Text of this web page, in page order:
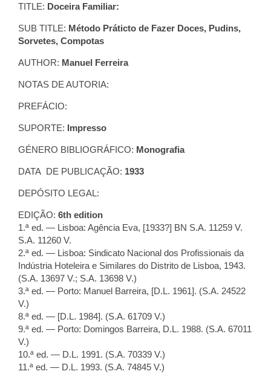
TITLE: Doceira Familiar:
SUB TITLE: Método Práticto de Fazer Doces, Pudins,
Sorvetes, Compotas
AUTHOR: Manuel Ferreira
NOTAS DE AUTORIA:
PREFÁCIO:
SUPORTE: Impresso
GÉNERO BIBLIOGRÁFICO: Monografia
DATA DE PUBLICAÇÃO: 1933
DEPÓSITO LEGAL:
EDIÇÃO: 6th edition
1.ª ed. — Lisboa: Agência Eva, [1933?] BN S.A. 11259 V.
S.A. 11260 V.
2.ª ed. — Lisboa: Sindicato Nacional dos Profissionais da
Indústria Hoteleira e Similares do Distrito de Lisboa, 1943.
(S.A. 13697 V.; S.A. 13698 V.)
3.ª ed. — Porto: Manuel Barreira, [D.L. 1961]. (S.A. 24522
V.)
8.ª ed. — [D.L. 1984]. (S.A. 61709 V.)
9.ª ed. — Porto: Domingos Barreira, D.L. 1988. (S.A. 67011
V.)
10.ª ed. — D.L. 1991. (S.A. 70339 V.)
11.ª ed. — D.L. 1993. (S.A. 74845 V.)